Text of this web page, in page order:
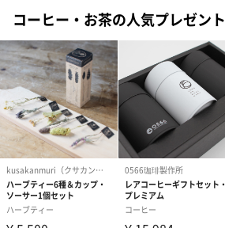
コーヒー・お茶の人気プレゼント